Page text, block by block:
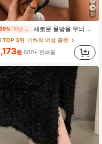
10
지난 2일 새로운 물방울 무늬 레이스 메쉬 여성 플랫 메리 제인 발레 슈즈, 편안한 일상 통근 통기성 슬립온 플랫 슈즈 여름용, 섬세하고 우아한, 어머니의 날 선물
TOP 3위 기하학 여성 플랫
원 600+ 판매됨